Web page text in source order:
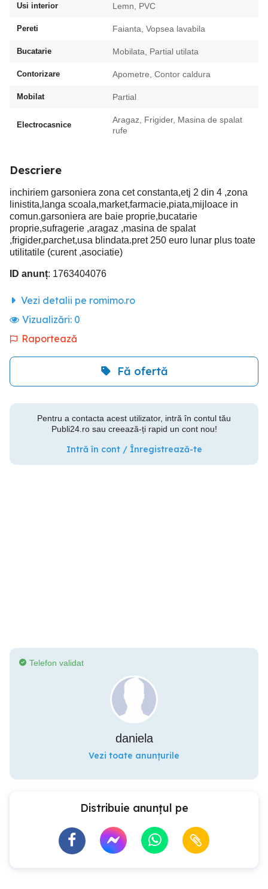
Usi interior Lemn, PVC
Pereti Faianta, Vopsea lavabila
Bucatarie Mobilata, Partial utilata
Contorizare Apometre, Contor caldura
Mobilat Partial
Electrocasnice
Aragaz, Frigider, Masina de spalat
rufe
Descriere
inchiriem garsoniera zona cet constanta,etj 2 din 4 ,zona
linistita,langa scoala,market,farmacie,piata,mijloace in
comun.garsoniera are baie proprie,bucatarie
proprie,sufragerie ,aragaz ,masina de spalat
,frigider,parchet,usa blindata.pret 250 euro lunar plus toate
utilitatile (curent ,asociatie)
ID anunț: 1763404076
Vezi detalii pe romimo.ro
Vizualizări: 0
Raportează
Fă ofertă
Pentru a contacta acest utilizator, intră în contul tău
Publi24.ro sau creează-ți rapid un cont nou!
Intră în cont / Înregistrează-te
Telefon validat
daniela
Vezi toate anunțurile
Distribuie anunțul pe